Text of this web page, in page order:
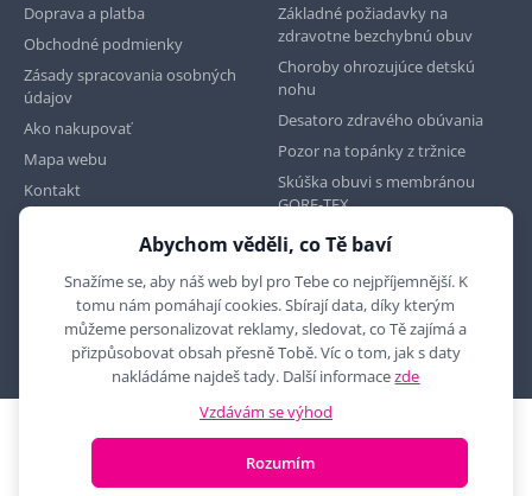
Doprava a platba
Obchodné podmienky
Zásady spracovania osobných
údajov
Ako nakupovať
Mapa webu
Kontakt
Základné požiadavky na
zdravotne bezchybnú obuv
Choroby ohrozujúce detskú
nohu
Desatoro zdravého obúvania
Pozor na topánky z tržnice
Skúška obuvi s membránou
GORE-TEX
Najdete nás na
2010 - 2026 © MYRON MAXX, s.r.o., všechna práva vyhrazena
E-shop vytvořila
Abychom věděli, co Tě baví
Snažíme se, aby náš web byl pro Tebe co nejpříjemnější. K
tomu nám pomáhají cookies. Sbírají data, díky kterým
můžeme personalizovat reklamy, sledovat, co Tě zajímá a
přizpůsobovat obsah přesně Tobě. Víc o tom, jak s daty
nakládáme najdeš tady. Další informacezde
Vzdávám se výhod
Rozumím